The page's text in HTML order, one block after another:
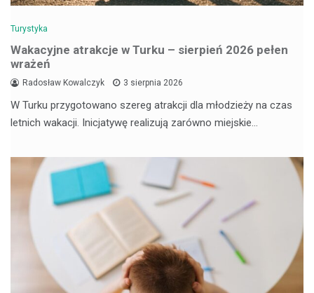
Turystyka
Wakacyjne atrakcje w Turku – sierpień 2026 pełen
wrażeń
Radosław Kowalczyk 3 sierpnia 2026
W Turku przygotowano szereg atrakcji dla młodzieży na czas
letnich wakacji. Inicjatywę realizują zarówno miejskie…